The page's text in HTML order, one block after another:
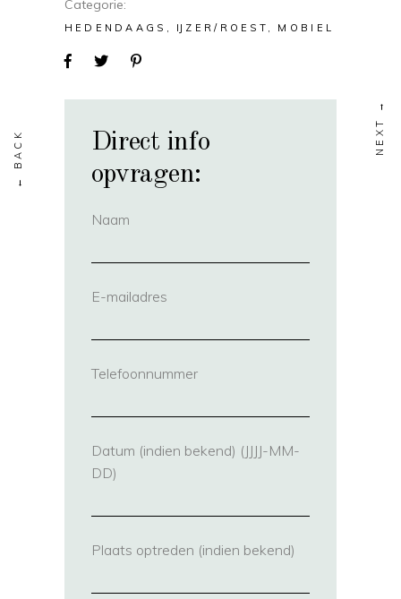
Categorie
HEDENDAAGS IJZER/ROEST MOBIEL
Direct info
opvragen:
Naam
E-mailadres
Telefoonnummer(vereist)
Datum (indien bekend) (JJJJ-MM-
DD)
Plaats optreden (indien bekend)